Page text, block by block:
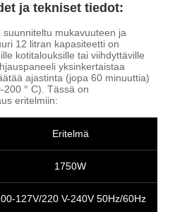
ja tekniset tiedot:
suunniteltu mukavuuteen ja
12 litran kapasiteetti on
kotitalouksille tai viihdyttäville
yksinkertaistaa
ajastinta (jopa 60 minuuttia)
° C). Tässä on
eritelmiin:
Eritelmä
1750W
127V/220 V-240V 50Hz/60Hz